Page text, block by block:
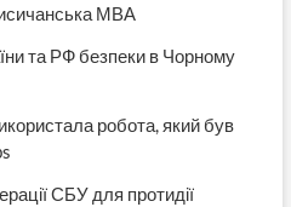
МВА
та РФ безпеки в Чорному
робота, який був
СБУ для протидії